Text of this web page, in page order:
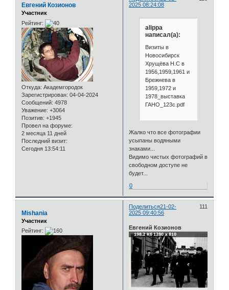
2025 08:24:08
Евгений Козионов
Участник
Рейтинг:
Откуда: Академгородок
Зарегистрирован: 04-04-2024
Сообщений: 4978
Уважение: +3064
Позитив: +1945
Провел на форуме:
2 месяца 11 дней
Последний визит:
Сегодня 13:54:11
alippa
написал(а):
Визиты в
Новосибирск
Хрущёва Н.С в
1956,1959,1961 и
Брежнева в
1959,1972 и
1978_выставка
ГАНО_123с.pdf
Жалко что все фотографии
усыпаны водяными
знаками...
Видимо чистых фотографий в
свободном доступе не
будет...
0
Поделиться 111
21-02-
2025 09:40:56
Mishania
Участник
Рейтинг:
Евгений Козионов